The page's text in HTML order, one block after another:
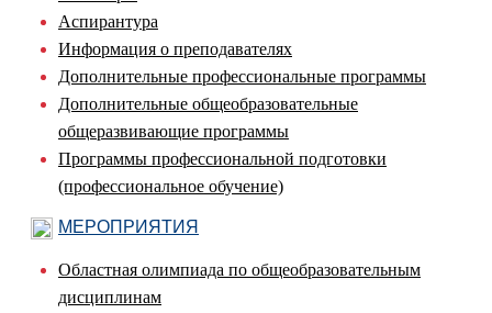
Аспирантура
Информация о преподавателях
Дополнительные профессиональные программы
Дополнительные общеобразовательные
общеразвивающие программы
Программы профессиональной подготовки
(профессиональное обучение)
МЕРОПРИЯТИЯ
Областная олимпиада по общеобразовательным
дисциплинам